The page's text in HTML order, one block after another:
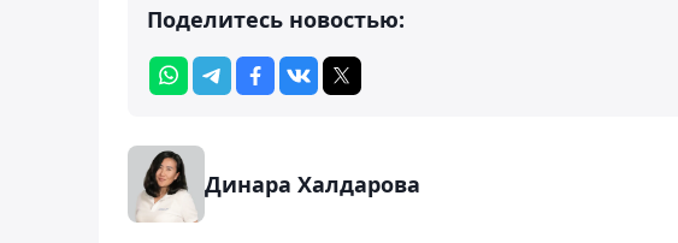
Поделитесь новостью:
Динара Халдарова